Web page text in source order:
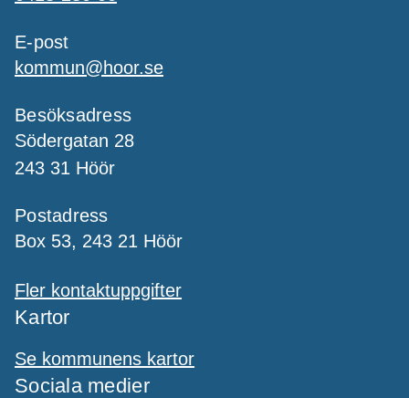
E-post
kommun@hoor.se
Besöksadress
Södergatan 28
243 31 Höör
Postadress
Box 53, 243 21 Höör
Fler kontaktuppgifter
Kartor
Se kommunens kartor
Sociala medier